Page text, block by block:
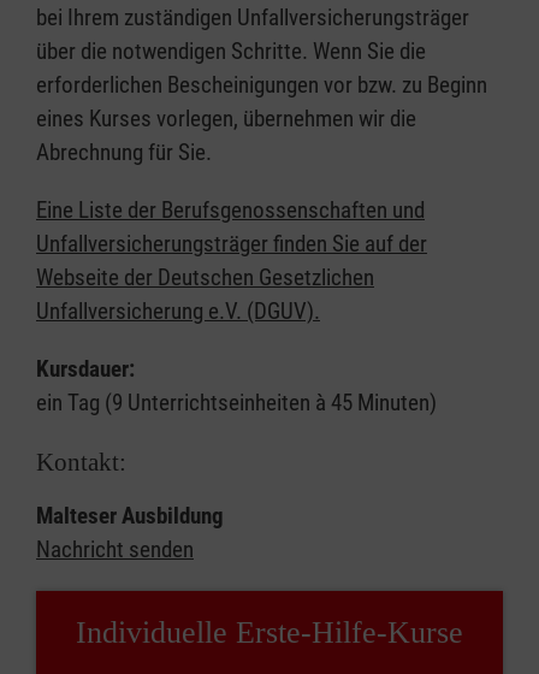
bei Ihrem zuständigen Unfallversicherungsträger
über die notwendigen Schritte. Wenn Sie die
erforderlichen Bescheinigungen vor bzw. zu Beginn
eines Kurses vorlegen, übernehmen wir die
Abrechnung für Sie.
Eine Liste der Berufsgenossenschaften und
Unfallversicherungsträger finden Sie auf der
Webseite der Deutschen Gesetzlichen
Unfallversicherung e.V. (DGUV).
Kursdauer:
ein Tag (9 Unterrichtseinheiten à 45 Minuten)
Kontakt:
Malteser Ausbildung
Nachricht senden
Individuelle Erste-Hilfe-Kurse